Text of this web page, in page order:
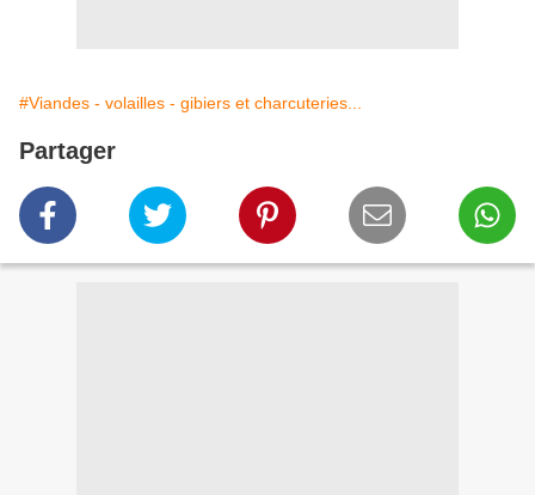
#Viandes - volailles - gibiers et charcuteries...
Partager